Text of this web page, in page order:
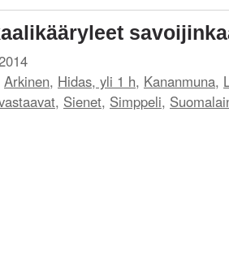
Arkinen, Hidas, yli 1 h, Kananmuna,
, Sienet, Simppeli,